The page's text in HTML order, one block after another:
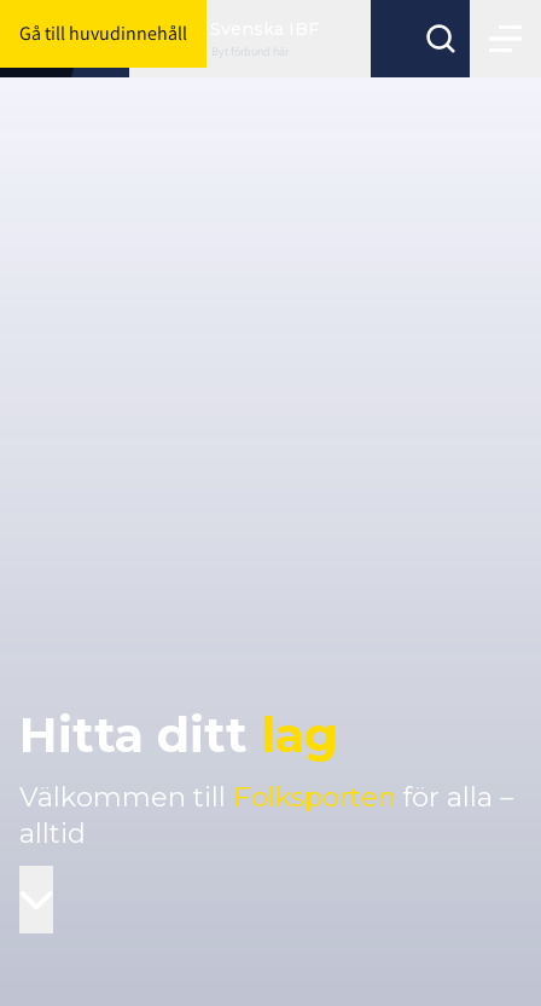
Gå till huvudinnehåll
Byt förbund här
Hitta ditt lag
Välkommen till Folksporten för alla –
alltid